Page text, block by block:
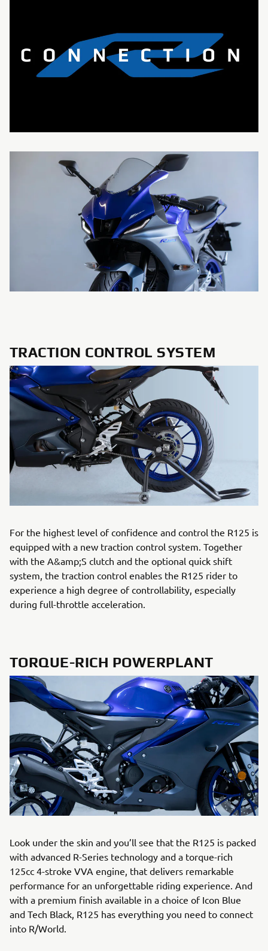
TRACTION CONTROL SYSTEM
For the highest level of confidence and control the R125 is
equipped with a new traction control system. Together
with the A&amp;S clutch and the optional quick shift
system, the traction control enables the R125 rider to
experience a high degree of controllability, especially
during full-throttle acceleration.
TORQUE-RICH POWERPLANT
Look under the skin and you’ll see that the R125 is packed
with advanced R-Series technology and a torque-rich
125cc 4-stroke VVA engine, that delivers remarkable
performance for an unforgettable riding experience. And
with a premium finish available in a choice of Icon Blue
and Tech Black, R125 has everything you need to connect
into R/World.